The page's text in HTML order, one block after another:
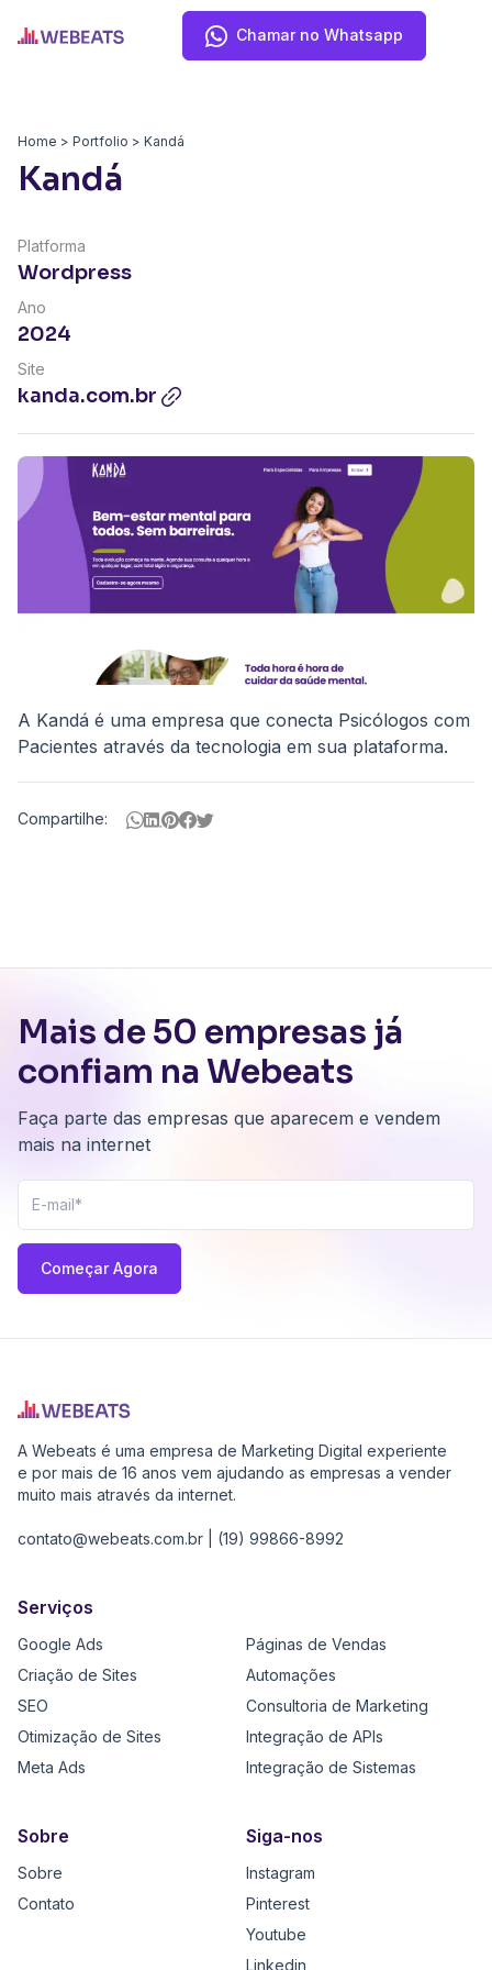
Chamar no Whatsapp
Home Portfolio Kandá
Kandá
Platforma
Wordpress
Ano
2024
Site
kanda.com.br
A Kandá é uma empresa que conecta Psicólogos com
Pacientes através da tecnologia em sua plataforma.
Compartilhe:
Mais de 50 empresas já
confiam na Webeats
Faça parte das empresas que aparecem e vendem
mais na internet
Começar Agora
A Webeats é uma empresa de Marketing Digital experiente
e por mais de 16 anos vem ajudando as empresas a vender
muito mais através da internet.
contato@webeats.com.br (19) 99866-8992
Serviços
Google Ads
Criação de Sites
SEO
Otimização de Sites
Meta Ads
Páginas de Vendas
Automações
Consultoria de Marketing
Integração de APIs
Integração de Sistemas
Sobre
Sobre
Contato
Siga-nos
Instagram
Pinterest
Youtube
Linkedin